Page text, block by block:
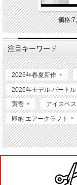
価格
注目キーワード
2026年春夏新作
2026年モデル バートル
寅壱 アイスベス
即納 エアークラフト